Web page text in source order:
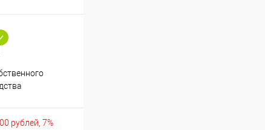
рублей, 7%